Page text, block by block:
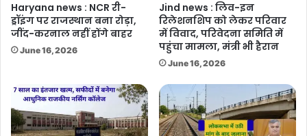
Haryana news : NCR री-
ड्रॉइंग पर राजस्थान बना रोड़ा,
जींद-करनाल नहीं होंगे बाहर
June 16, 2026
Jind news : लिव-इन
रिलेशनशिप को लेकर परिवार
में विवाद, परिवेदना समिति में
पहुंचा मामला, मंत्री भी हैरान
June 16, 2026